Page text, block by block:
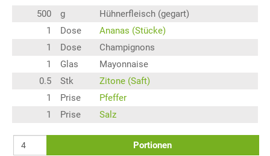
500 g
Hühnerfleisch (gegart)
1
Dose
Ananas (Stücke)
1
Dose
Champignons
1
Glas
Mayonnaise
0.5
Stk
Zitone (Saft)
1
Prise
Pfeffer
1
Prise Salz
Portionen